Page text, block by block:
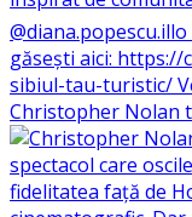
Christopher Nolan